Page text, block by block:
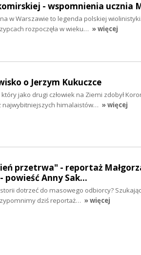
- wspomnienia ucznia
w Warszawie to legenda polskiej
rozpoczęła w wieku… » więcej
o Jerzym Kukuczce
jako drugi człowiek na Ziemi zdobył
najwybitniejszych himalaistów… » więcej
przetrwa" - reportaż
powieść Anny Sak…
dotrzeć do masowego odbiorcy?
dziś reportaż… » więcej